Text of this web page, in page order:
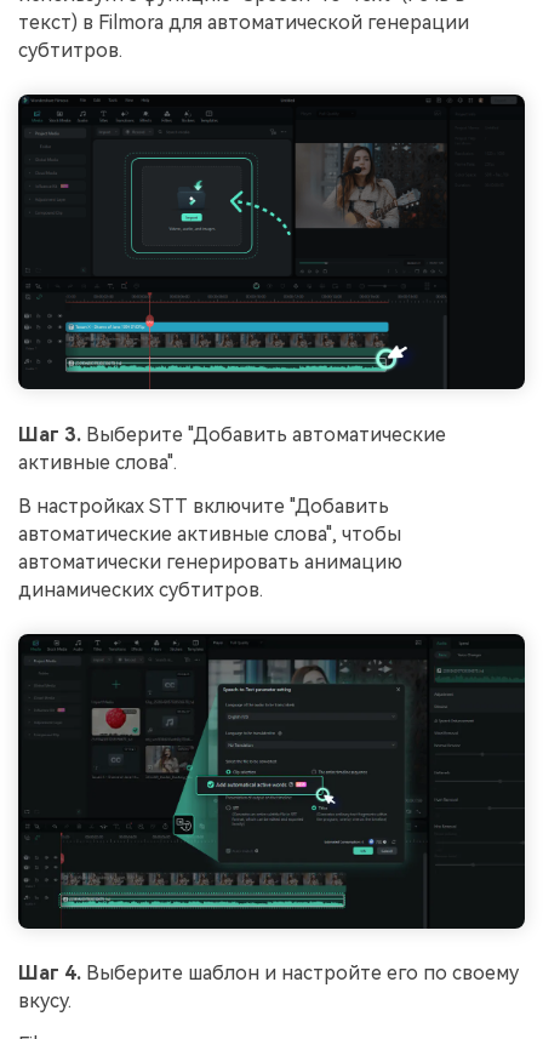
текст) в Filmora для автоматической генерации
субтитров.
Шаг 3. Выберите "Добавить автоматические
активные слова".
В настройках STT включите "Добавить
автоматические активные слова", чтобы
автоматически генерировать анимацию
динамических субтитров.
Шаг 4. Выберите шаблон и настройте его по своему
вкусу.